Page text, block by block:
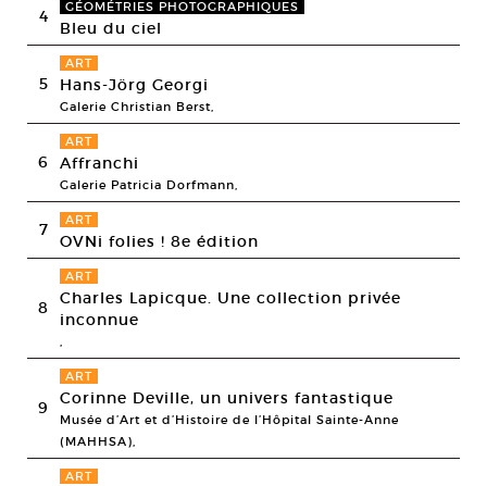
4 GÉOMÉTRIES PHOTOGRAPHIQUES
Bleu du ciel
5
ART
Hans-Jörg Georgi
Galerie Christian Berst,
6
ART
Affranchi
Galerie Patricia Dorfmann,
7 ART
OVNi folies ! 8e édition
8
ART
Charles Lapicque. Une collection privée
inconnue
,
9
ART
Corinne Deville, un univers fantastique
Musée d’Art et d’Histoire de l’Hôpital Sainte-Anne
(MAHHSA),
ART